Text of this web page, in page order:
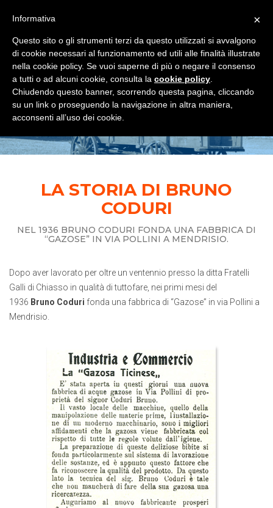
LA NOSTRA STORIA
Home
LA STORIA DI BRUNO
CODURI
NEL 1936 BRUNO CODURI FONDA UNA FABBRICA DI
“GAZOSE” IN VIA POLLINI A MENDRISIO.
Dopo aver lavorato per oltre un ventennio presso la ditta Fratelli
Galli di Chiasso in qualità di tuttofare, nei primi mesi del
1936 Bruno Coduri fonda una fabbrica di “Gazose” in via Pollini a
Mendrisio.
×
Informativa
Questo sito o gli strumenti terzi da questo utilizzati si avvalgono
di cookie necessari al funzionamento ed utili alle finalità illustrate
nella cookie policy. Se vuoi saperne di più o negare il consenso
a tutti o ad alcuni cookie, consulta la cookie policy
Chiudendo questo banner, scorrendo questa pagina, cliccando
su un link o proseguendo la navigazione in altra maniera,
acconsenti all’uso dei cookie.